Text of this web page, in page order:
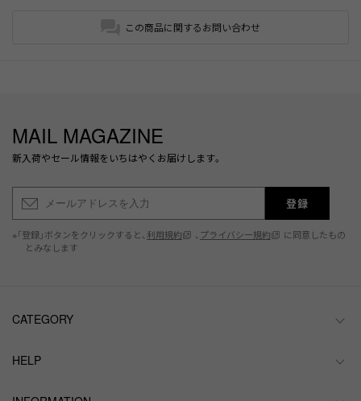
この商品に関するお問い合わせ
MAIL MAGAZINE
新入荷やセール情報をいちはやくお届けします。
登録
※「登録」ボタンをクリックすると、 利用規約 、 プライバシー規約
に同意したもの
とみなします
CATEGORY
HELP